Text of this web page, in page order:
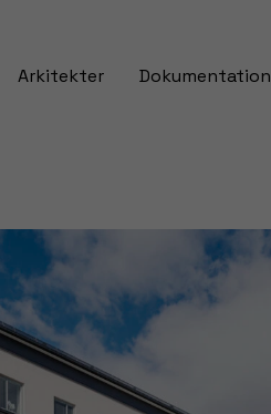
Arkitekter Dokumentation